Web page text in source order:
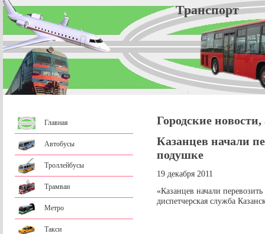
Главная
Автобусы
Троллейбусы
Трамваи
Метро
Такси
Городские
Казанцев начали
подушке
19 декабря 2011
«Казанцев начали
диспетчерская служба